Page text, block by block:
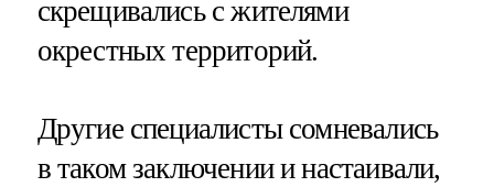
скрещивались с жителями
окрестных территорий.
Другие специалисты сомневались
в таком заключении и настаивали,